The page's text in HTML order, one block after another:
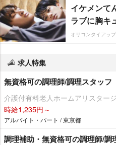
イケメンて
ラブに胸キ
オリコンタイアッ
求人特集
無資格可の調理師/調理スタッフ
介護付有料老人ホームアリスター
時給1,235円～
アルバイト・パート / 東京都
調理補助・無資格可の調理師/調